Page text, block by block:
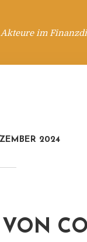
im
2024